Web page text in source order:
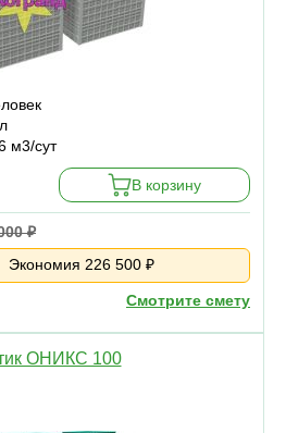
м3/сут
В корзину
₽
Экономия 226 500 ₽
Смотрите смету
ОНИКС 100